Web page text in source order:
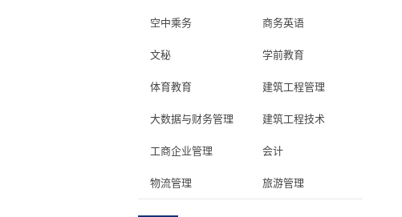
空中乘务 商务英语
文秘 学前教育
体育教育 建筑工程管理
大数据与财务管理 建筑工程技术
工商企业管理 会计
物流管理 旅游管理